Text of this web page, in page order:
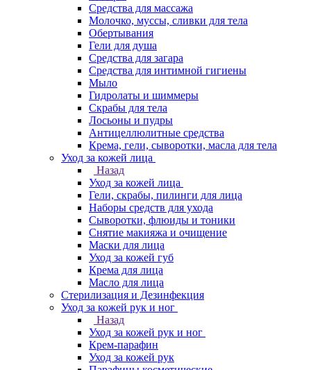
Средства для массажа
Молочко, муссы, сливки для тела
Обертывания
Гели для душа
Средства для загара
Средства для интимной гигиены
Мыло
Гидролаты и шиммеры
Скрабы для тела
Лосьоны и пудры
Антицеллюлитные средства
Крема, гели, сыворотки, масла для тела
Уход за кожей лица
Назад
Уход за кожей лица
Гели, скрабы, пилинги для лица
Наборы средств для ухода
Сыворотки, флюиды и тоники
Снятие макияжа и очищение
Маски для лица
Уход за кожей губ
Крема для лица
Масло для лица
Стерилизация и Дезинфекция
Уход за кожей рук и ног
Назад
Уход за кожей рук и ног
Крем-парафин
Уход за кожей рук